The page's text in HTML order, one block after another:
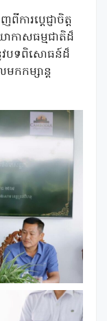
រប្តេជ្ញាចិត្ត
យាកាសធម្មជាតិដ៏
វបទពិសោធន៍ដ៏
កកម្សាន្ត